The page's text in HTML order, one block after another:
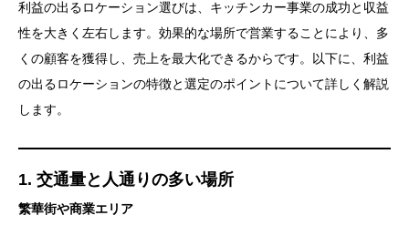
利益の出るロケーション選びは、キッチンカー事業の成功と収益
性を大きく左右します。効果的な場所で営業することにより、多
くの顧客を獲得し、売上を最大化できるからです。以下に、利益
の出るロケーションの特徴と選定のポイントについて詳しく解説
します。
1. 交通量と人通りの多い場所
繁華街や商業エリア